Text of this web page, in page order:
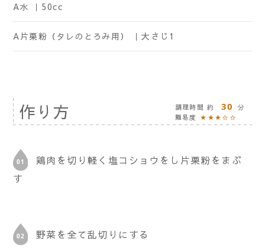
A水 ｜ 50cc
A片栗粉（タレのとろみ用） ｜大さじ1
作り方 調理時間 約 30
分
難易度 ★★★☆☆
鶏肉を切り軽く塩コショウをし片栗粉をまぶ
す
野菜を全て乱切りにする